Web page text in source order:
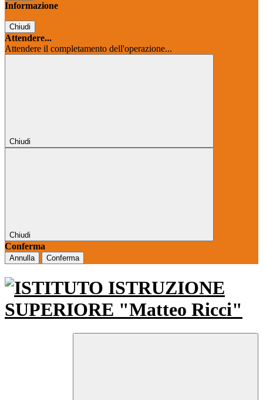
Informazione
Chiudi
Attendere...
Attendere il completamento dell'operazione...
Chiudi
Chiudi
Conferma
Annulla Conferma